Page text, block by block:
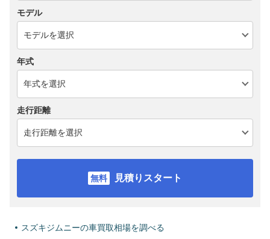
モデル
年式
走行距離
見積りスタート
スズキジムニーの車買取相場を調べる